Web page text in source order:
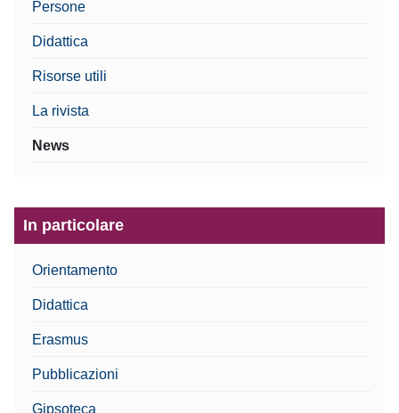
Persone
Didattica
Risorse utili
La rivista
News
In particolare
Orientamento
Didattica
Erasmus
Pubblicazioni
Gipsoteca